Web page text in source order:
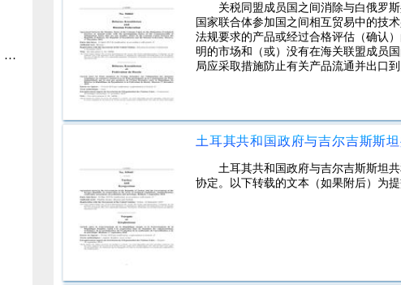
关税同盟成员国之间消除与白俄罗
国家联合体参加国之间相互贸易中的技
法规要求的产品或经过合格评估（确认
明的市场和（或）没有在海关联盟成员
局应采取措施防止有关产品流通并出口
土耳其共和国政府与吉尔吉斯斯坦
协定。以下转载的文本（如果附后）为